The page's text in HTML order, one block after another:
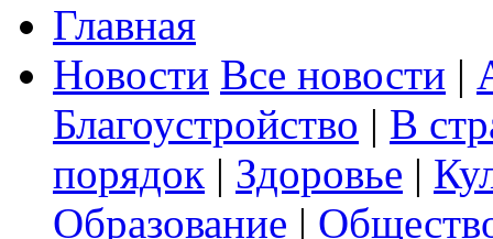
Главная
Новости Все новости |
Благоустройство | В
порядок | Здоровье |
Образование |